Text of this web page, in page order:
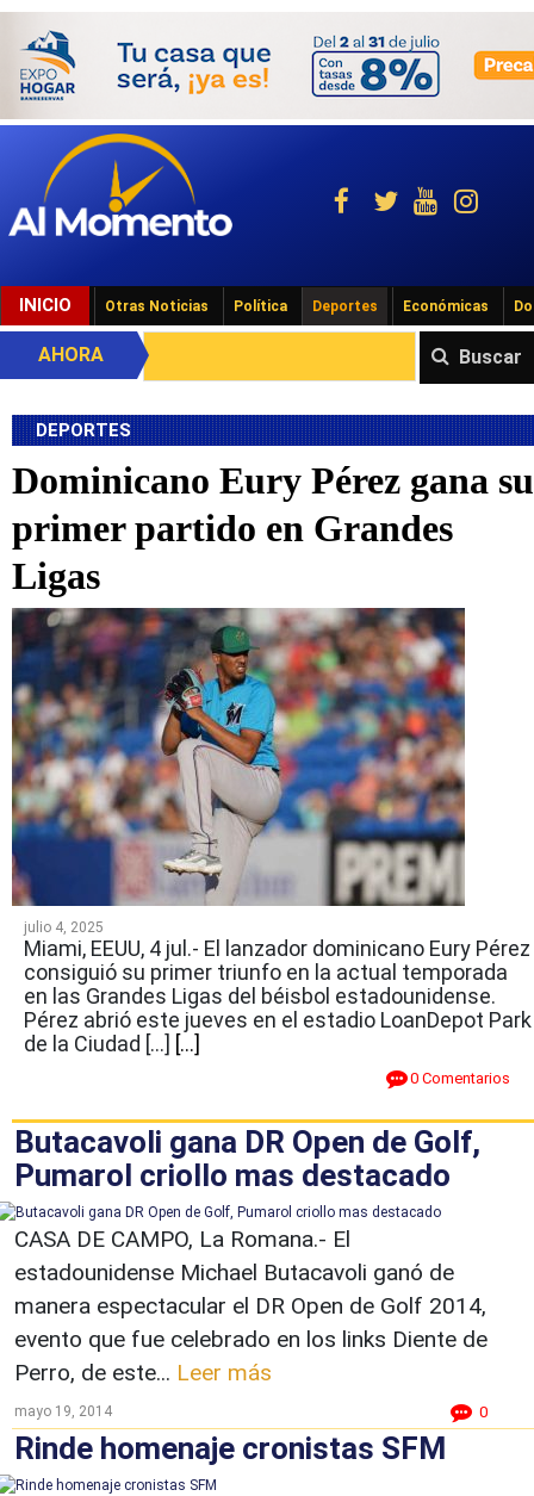
INICIO Otras Noticias Política Deportes Económicas
Buscar
AHORA
DEPORTES
Dominicano Eury Pérez gana su
primer partido en Grandes
Ligas
julio 4, 2025
Miami, EEUU, 4 jul.- El lanzador dominicano Eury Pérez
consiguió su primer triunfo en la actual temporada
en las Grandes Ligas del béisbol estadounidense.
Pérez abrió este jueves en el estadio LoanDepot Park
de la Ciudad […] [...]
0 Comentarios
Butacavoli gana DR Open de Golf,
Pumarol criollo mas destacado
CASA DE CAMPO, La Romana.- El
estadounidense Michael Butacavoli ganó de
manera espectacular el DR Open de Golf 2014,
evento que fue celebrado en los links Diente de
Perro, de este... Leer más
mayo 19, 2014 0
Rinde homenaje cronistas SFM